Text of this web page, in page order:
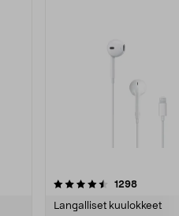
1298
Langalliset kuulokkeet
4.5 viidestä